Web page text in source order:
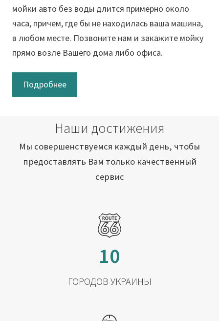
мойки авто без воды длится примерно около
часа, причем, где бы не находилась ваша машина,
в любом месте. Позвоните нам и закажите мойку
прямо возле Вашего дома либо офиса.
Подробнее
Наши достижения
Мы совершенствуемся каждый день, чтобы
предоставлять Вам только качественный
сервис
10
ГОРОДОВ УКРАИНЫ